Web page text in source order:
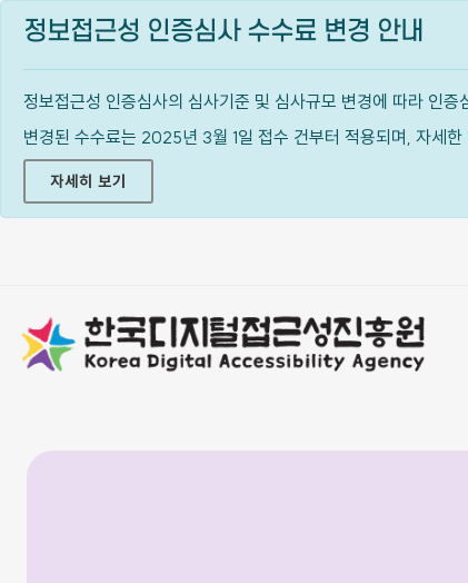
정보접근성 인증심사 수수료 변경 안내
정보접근성 인증심사의 심사기준 및 심사규모 변경에 따라 인증
변경된 수수료는 2025년 3월 1일 접수 건부터 적용되며, 자세
자세히 보기